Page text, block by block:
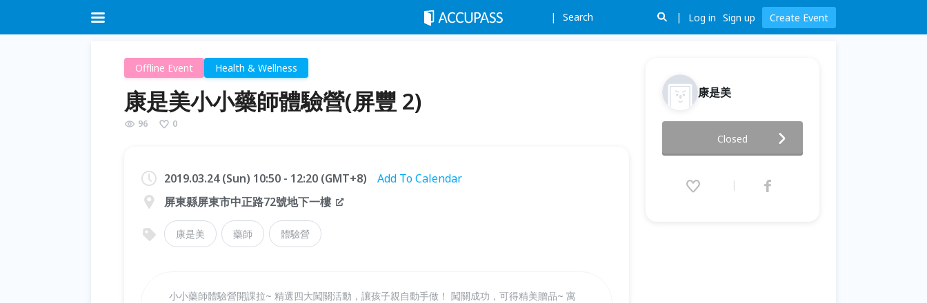
Search Log in Sign up Create Event
Offline Event Health & Wellness
康是美小小藥師體驗營(屏豐 2)
96 0
2019.03.24 (Sun) 10:50 - 12:20 (GMT+8)
Add To Calendar
屏東縣屏東市中正路72號地下一樓
康是美 藥師 體驗營
小小藥師體驗營開課拉~ 精選四大闖關活動，讓孩子親自動手做！ 闖關成功，可得精美贈品~ 寓
康是美
2019.03.24 (Sun) 10:50 - 12:20
(GMT+8)
Closed